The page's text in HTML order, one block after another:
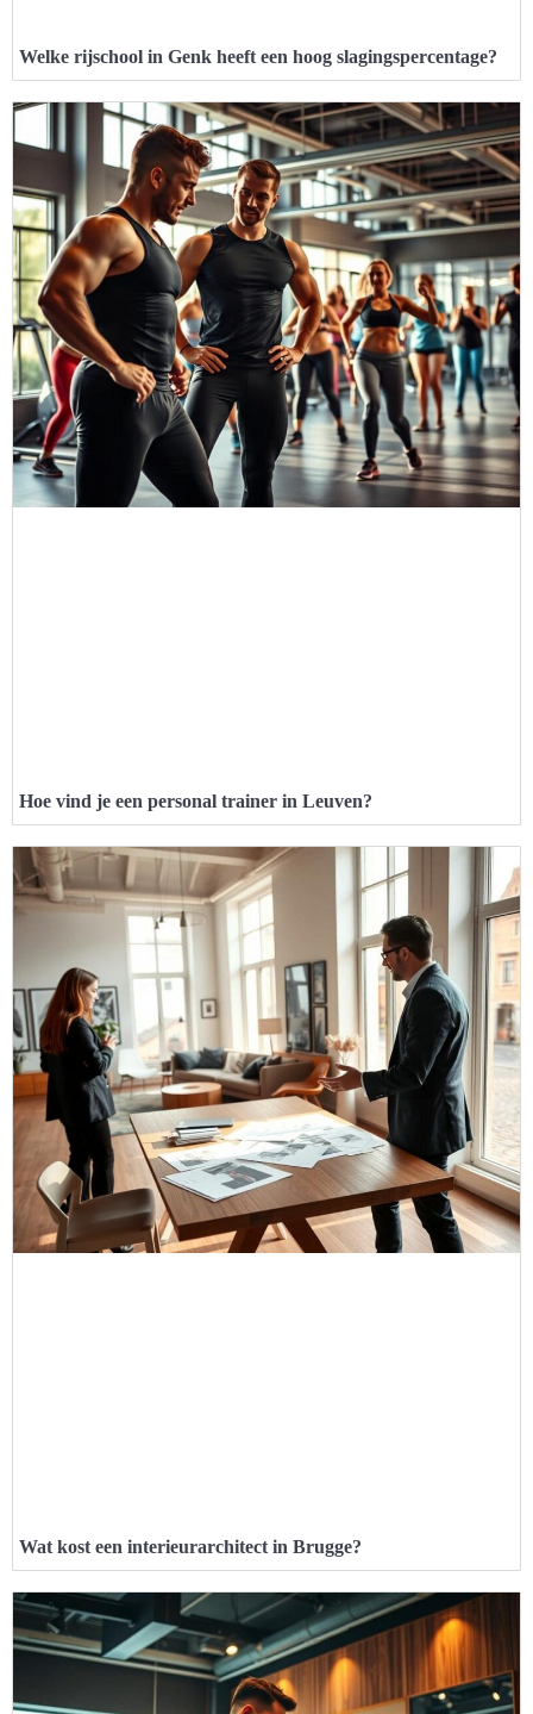
Welke rijschool in Genk heeft een hoog slagingspercentage?
Hoe vind je een personal trainer in Leuven?
Wat kost een interieurarchitect in Brugge?